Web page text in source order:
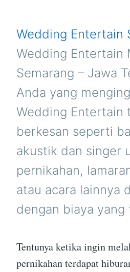
Wedding Entertain
Wedding Entertain
Semarang – Jawa
Anda yang
Wedding Entertain
berkesan seperti
akustik dan singer
pernikahan,
atau acara lainnya
dengan biaya yang
Tentunya ketika ingin
pernikahan terdapat